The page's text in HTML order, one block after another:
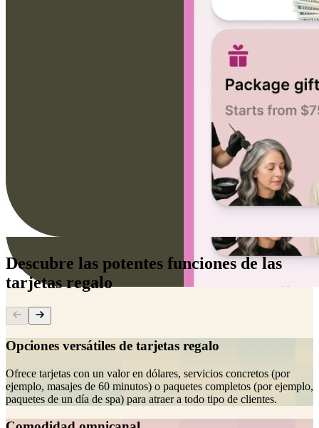
Descubre las potentes funciones de las
tarjetas regalo
Opciones versátiles de tarjetas regalo
Ofrece tarjetas con un valor en dólares, servicios concretos (por
ejemplo, masajes de 60 minutos) o paquetes completos (por ejemplo,
paquetes de un día de spa) para atraer a todo tipo de clientes.